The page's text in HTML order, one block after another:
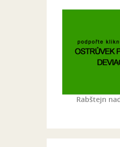
Rabštejn